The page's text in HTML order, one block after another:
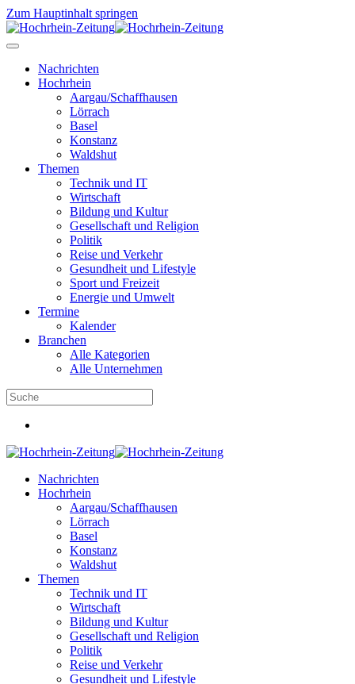
Zum Hauptinhalt springen
Nachrichten
Hochrhein
Aargau/Schaffhausen
Lörrach
Basel
Konstanz
Waldshut
Themen
Technik und IT
Wirtschaft
Bildung und Kultur
Gesellschaft und Religion
Politik
Reise und Verkehr
Gesundheit und Lifestyle
Sport und Freizeit
Energie und Umwelt
Termine
Kalender
Branchen
Alle Kategorien
Alle Unternehmen
Nachrichten
Hochrhein
Aargau/Schaffhausen
Lörrach
Basel
Konstanz
Waldshut
Themen
Technik und IT
Wirtschaft
Bildung und Kultur
Gesellschaft und Religion
Politik
Reise und Verkehr
Gesundheit und Lifestyle